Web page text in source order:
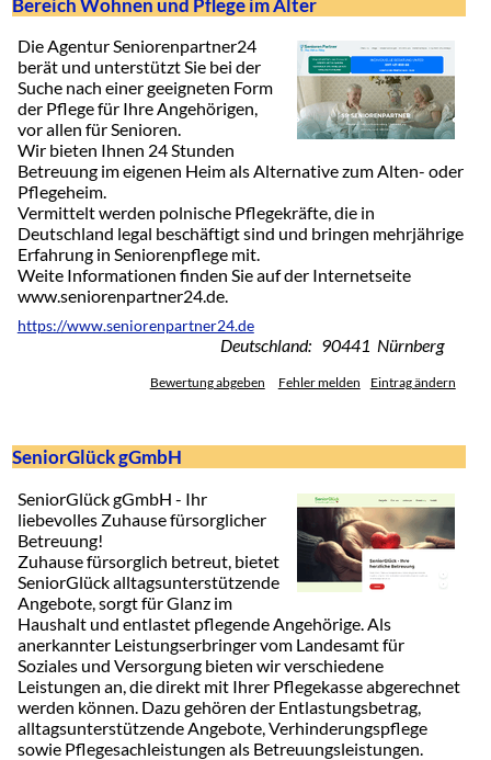
Bereich Wohnen und Pflege im Alter
Die Agentur Seniorenpartner24
berät und unterstützt Sie bei der
Suche nach einer geeigneten Form
der Pflege für Ihre Angehörigen,
vor allen für Senioren.
Wir bieten Ihnen 24 Stunden
Betreuung im eigenen Heim als Alternative zum Alten- oder
Pflegeheim.
Vermittelt werden polnische Pflegekräfte, die in
Deutschland legal beschäftigt sind und bringen mehrjährige
Erfahrung in Seniorenpflege mit.
Weite Informationen finden Sie auf der Internetseite
www.seniorenpartner24.de.
https://www.seniorenpartner24.de
Deutschland: 90441 Nürnberg
Bewertung abgeben Fehler melden Eintrag ändern
SeniorGlück gGmbH
SeniorGlück gGmbH - Ihr
liebevolles Zuhause fürsorglicher
Betreuung!
Zuhause fürsorglich betreut, bietet
SeniorGlück alltagsunterstützende
Angebote, sorgt für Glanz im
Haushalt und entlastet pflegende Angehörige. Als
anerkannter Leistungserbringer vom Landesamt für
Soziales und Versorgung bieten wir verschiedene
Leistungen an, die direkt mit Ihrer Pflegekasse abgerechnet
werden können. Dazu gehören der Entlastungsbetrag,
alltagsunterstützende Angebote, Verhinderungspflege
sowie Pflegesachleistungen als Betreuungsleistungen.